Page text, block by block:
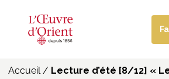
Accueil/ Lecture d’été [8/12] «